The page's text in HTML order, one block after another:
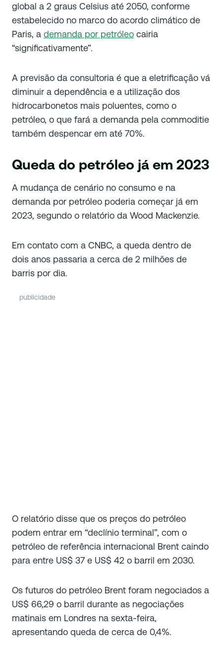
global a 2 graus Celsius até 2050, conforme
estabelecido no marco do acordo climático de
Paris, a demanda por petróleo cairia
“significativamente”.
A previsão da consultoria é que a eletrificação vá
diminuir a dependência e a utilização dos
hidrocarbonetos mais poluentes, como o
petróleo, o que fará a demanda pela commoditie
também despencar em até 70%.
Queda do petróleo já em 2023
A mudança de cenário no consumo e na
demanda por petróleo poderia começar já em
2023, segundo o relatório da Wood Mackenzie.
Em contato com a CNBC, a queda dentro de
dois anos passaria a cerca de 2 milhões de
barris por dia.
publicidade
O relatório disse que os preços do petróleo
podem entrar em “declínio terminal”, com o
petróleo de referência internacional Brent caindo
para entre US$ 37 e US$ 42 o barril em 2030.
Os futuros do petróleo Brent foram negociados a
US$ 66,29 o barril durante as negociações
matinais em Londres na sexta-feira,
apresentando queda de cerca de 0,4%.